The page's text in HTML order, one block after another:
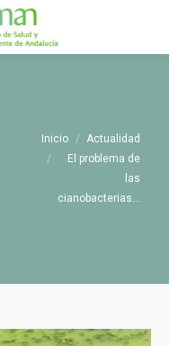
Estás aquí:
Inicio
Actualidad
El problema de
las
cianobacterias…